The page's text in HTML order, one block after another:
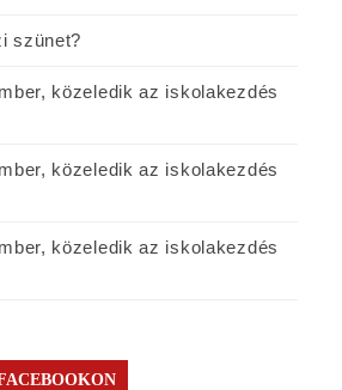
szünet?
közeledik az iskolakezdés
közeledik az iskolakezdés
közeledik az iskolakezdés